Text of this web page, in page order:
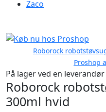
Zaco
Roborock
Proshop
På lager ved en leverandør
Roborock
300ml hvid